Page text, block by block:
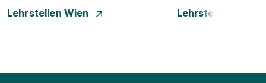
Lehrstellen Wien
Lehrstellen